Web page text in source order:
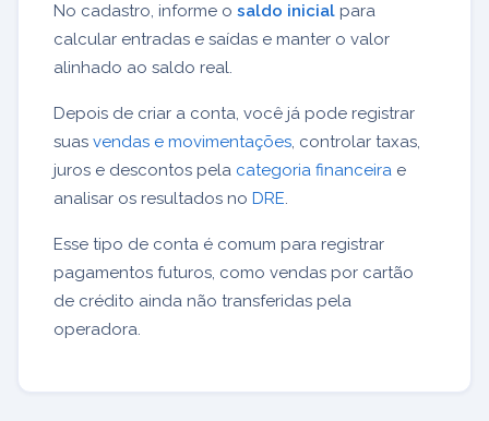
No cadastro, informe o saldo inicial para
calcular entradas e saídas e manter o valor
alinhado ao saldo real.
Depois de criar a conta, você já pode registrar
suas vendas e movimentações, controlar taxas,
juros e descontos pela categoria financeira e
analisar os resultados no DRE.
Esse tipo de conta é comum para registrar
pagamentos futuros, como vendas por cartão
de crédito ainda não transferidas pela
operadora.